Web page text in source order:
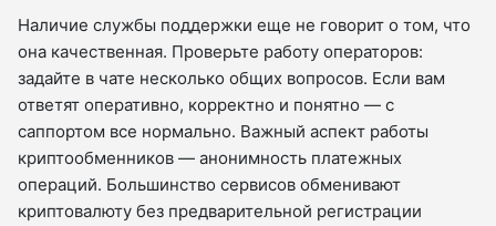
Наличие службы поддержки еще не говорит о том, что
она качественная. Проверьте работу операторов:
задайте в чате несколько общих вопросов. Если вам
ответят оперативно, корректно и понятно — с
саппортом все нормально. Важный аспект работы
криптообменников — анонимность платежных
операций. Большинство сервисов обменивают
криптовалюту без предварительной регистрации